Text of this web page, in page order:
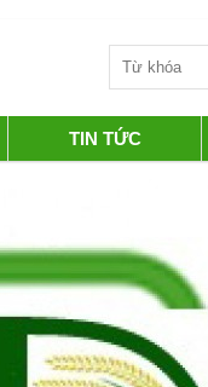
TIN TỨC